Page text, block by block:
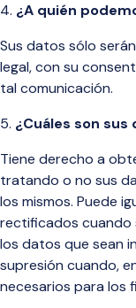
¿A quién
Sus datos sólo
legal, con su
tal comunicación.
¿Cuáles son sus
Tiene derecho a
tratando o no sus
los mismos. Puede
rectificados cuando
los datos que sean
supresión cuando,
necesarios para los